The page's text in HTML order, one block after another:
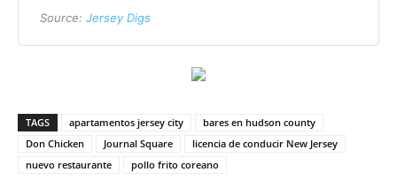
Source: Jersey Digs
TAGS apartamentos jersey city
bares en hudson county
Don Chicken
Journal Square
licencia de conducir New Jersey
nuevo restaurante
pollo frito coreano